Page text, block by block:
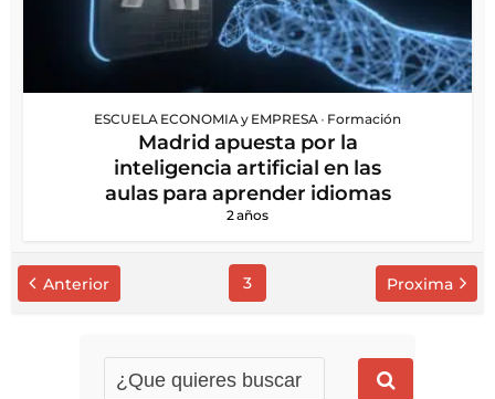
ESCUELA ECONOMIA y EMPRESA • Formación
Madrid apuesta por la
inteligencia artificial en las
aulas para aprender idiomas
2 años
Anterior 3 Proxima